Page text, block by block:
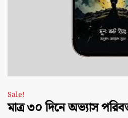
Sale!
মাত্র ৩০ দিনে অভ্যাস